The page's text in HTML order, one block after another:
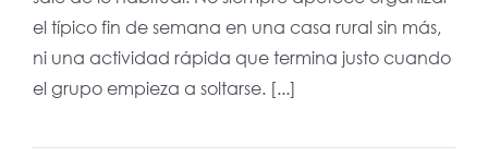
el típico fin de semana en una casa rural sin más,
ni una actividad rápida que termina justo cuando
el grupo empieza a soltarse. [...]